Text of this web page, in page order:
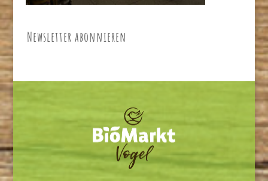
Newsletter abonnieren